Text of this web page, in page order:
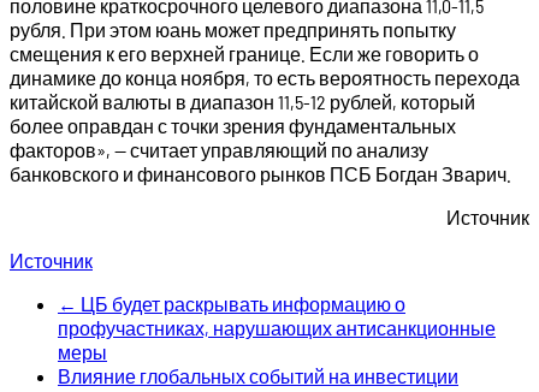
половине краткосрочного целевого диапазона 11,0-11,5
рубля. При этом юань может предпринять попытку
смещения к его верхней границе. Если же говорить о
динамике до конца ноября, то есть вероятность перехода
китайской валюты в диапазон 11,5-12 рублей, который
более оправдан с точки зрения фундаментальных
факторов», — считает управляющий по анализу
банковского и финансового рынков ПСБ Богдан Зварич.
Источник
Источник
← ЦБ будет раскрывать информацию о
профучастниках, нарушающих антисанкционные
меры
Влияние глобальных событий на инвестиции